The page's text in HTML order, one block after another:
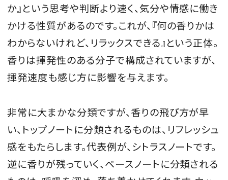
か』という思考や判断より速く、気分や情感に働き
かける性質があるのです。これが、『何の香りかは
わからないけれど、リラックスできる』という正体。
香りは揮発性のある分子で構成されていますが、
揮発速度も感じ方に影響を与えます。
非常に大まかな分類ですが、香りの飛び方が早
い、トップノートに分類されるものは、リフレッシュ
感をもたらします。代表例が、シトラスノートです。
逆に香りが残っていく、ベースノートに分類される